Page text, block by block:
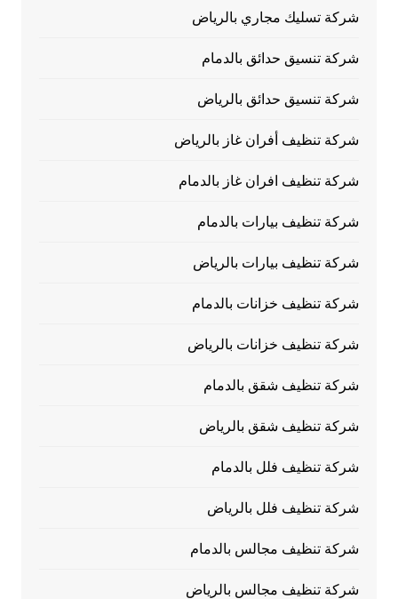
شركة تسليك مجاري بالرياض
شركة تنسيق حدائق بالدمام
شركة تنسيق حدائق بالرياض
شركة تنظيف أفران غاز بالرياض
شركة تنظيف افران غاز بالدمام
شركة تنظيف بيارات بالدمام
شركة تنظيف بيارات بالرياض
شركة تنظيف خزانات بالدمام
شركة تنظيف خزانات بالرياض
شركة تنظيف شقق بالدمام
شركة تنظيف شقق بالرياض
شركة تنظيف فلل بالدمام
شركة تنظيف فلل بالرياض
شركة تنظيف مجالس بالدمام
شركة تنظيف مجالس بالرياض